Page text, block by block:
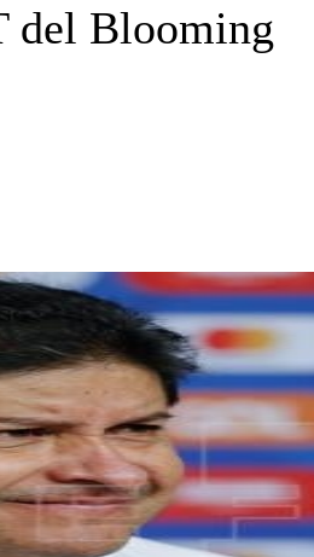
del Blooming